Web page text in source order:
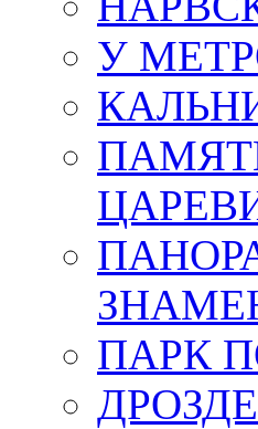
У
ПАРК